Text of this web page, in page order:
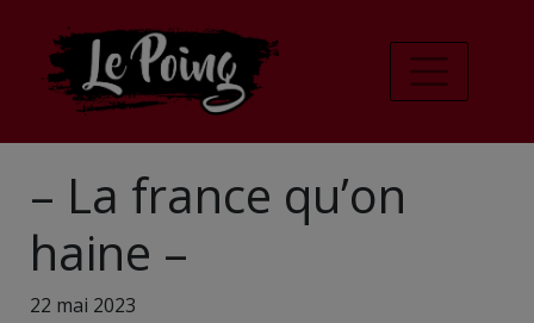
– La france qu’on
haine –
22 mai 2023